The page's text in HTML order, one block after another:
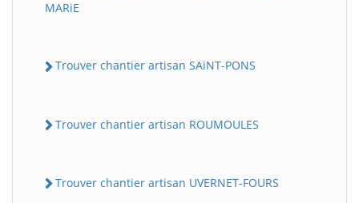
MARiE
Trouver chantier artisan SAiNT-PONS
Trouver chantier artisan ROUMOULES
Trouver chantier artisan UVERNET-FOURS